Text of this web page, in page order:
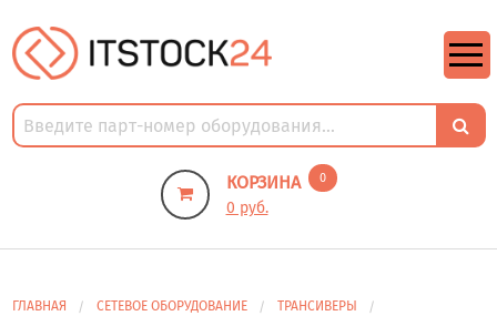
КОРЗИНА 0
0 руб.
ГЛАВНАЯ СЕТЕВОЕ ОБОРУДОВАНИЕ
ТРАНСИВЕРЫ